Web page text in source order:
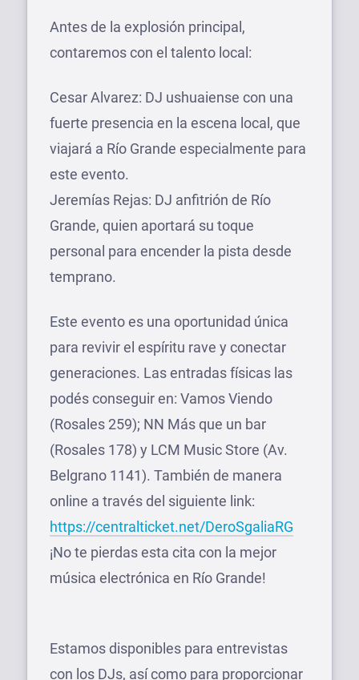
Antes de la explosión principal,
contaremos con el talento local:
Cesar Alvarez: DJ ushuaiense con una
fuerte presencia en la escena local, que
viajará a Río Grande especialmente para
este evento.
Jeremías Rejas: DJ anfitrión de Río
Grande, quien aportará su toque
personal para encender la pista desde
temprano.
Este evento es una oportunidad única
para revivir el espíritu rave y conectar
generaciones. Las entradas físicas las
podés conseguir en: Vamos Viendo
(Rosales 259); NN Más que un bar
(Rosales 178) y LCM Music Store (Av.
Belgrano 1141). También de manera
online a través del siguiente link:
https://centralticket.net/DeroSgaliaRG
¡No te pierdas esta cita con la mejor
música electrónica en Río Grande!
Estamos disponibles para entrevistas
con los DJs, así como para proporcionar